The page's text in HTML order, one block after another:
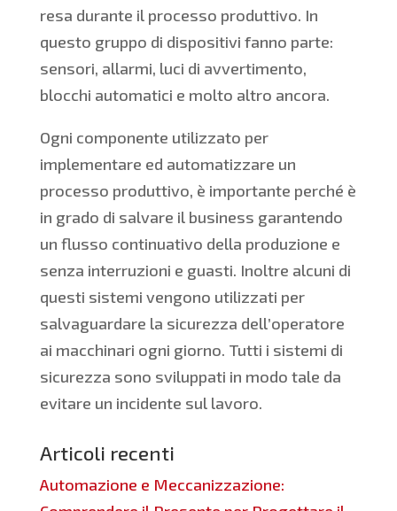
resa durante il processo produttivo. In
questo gruppo di dispositivi fanno parte:
sensori, allarmi, luci di avvertimento,
blocchi automatici e molto altro ancora.
Ogni componente utilizzato per
implementare ed automatizzare un
processo produttivo, è importante perché è
in grado di salvare il business garantendo
un flusso continuativo della produzione e
senza interruzioni e guasti. Inoltre alcuni di
questi sistemi vengono utilizzati per
salvaguardare la sicurezza dell’operatore
ai macchinari ogni giorno. Tutti i sistemi di
sicurezza sono sviluppati in modo tale da
evitare un incidente sul lavoro.
Articoli recenti
Automazione e Meccanizzazione: